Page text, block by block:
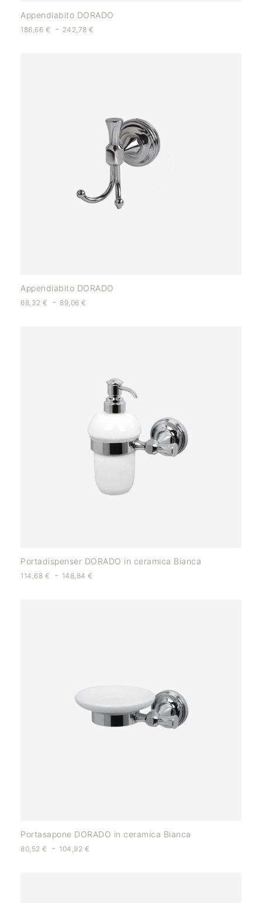
Appendiabito DORADO
186,66 € - 242,78€
Appendiabito DORADO
68,32 € - 89,06€
Portadispenser DORADO in ceramica Bianca
114,68 € - 148,84€
Portasapone DORADO in ceramica Bianca
80,52 € - 104,92 €